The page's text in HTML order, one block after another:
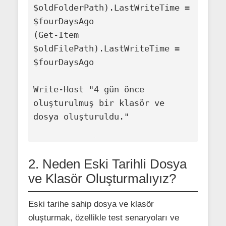
$oldFolderPath).LastWriteTime =
$fourDaysAgo
(Get-Item
$oldFilePath).LastWriteTime =
$fourDaysAgo
Write-Host "4 gün önce
oluşturulmuş bir klasör ve
dosya oluşturuldu."
2. Neden Eski Tarihli Dosya
ve Klasör Oluşturmalıyız?
Eski tarihe sahip dosya ve klasör
oluşturmak, özellikle test senaryoları ve